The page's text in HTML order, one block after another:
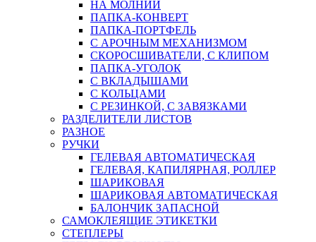
НА МОЛНИИ
ПАПКА-КОНВЕРТ
ПАПКА-ПОРТФЕЛЬ
С АРОЧНЫМ МЕХАНИЗМОМ
СКОРОСШИВАТЕЛИ, С КЛИПОМ
ПАПКА-УГОЛОК
С ВКЛАДЫШАМИ
С КОЛЬЦАМИ
С РЕЗИНКОЙ, С ЗАВЯЗКАМИ
РАЗДЕЛИТЕЛИ ЛИСТОВ
РАЗНОЕ
РУЧКИ
ГЕЛЕВАЯ АВТОМАТИЧЕСКАЯ
ГЕЛЕВАЯ, КАПИЛЯРНАЯ, РОЛЛЕР
ШАРИКОВАЯ
ШАРИКОВАЯ АВТОМАТИЧЕСКАЯ
БАЛОНЧИК ЗАПАСНОЙ
САМОКЛЕЯЩИЕ ЭТИКЕТКИ
СТЕПЛЕРЫ